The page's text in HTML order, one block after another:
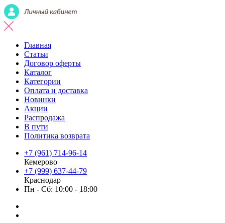
Главная
Статьи
Договор оферты
Каталог
Категории
Оплата и доставка
Новинки
Акции
Распродажа
В пути
Политика возврата
+7 (961) 714-96-14
Кемерово
+7 (999) 637-44-79
Краснодар
Пн - Сб: 10:00 - 18:00